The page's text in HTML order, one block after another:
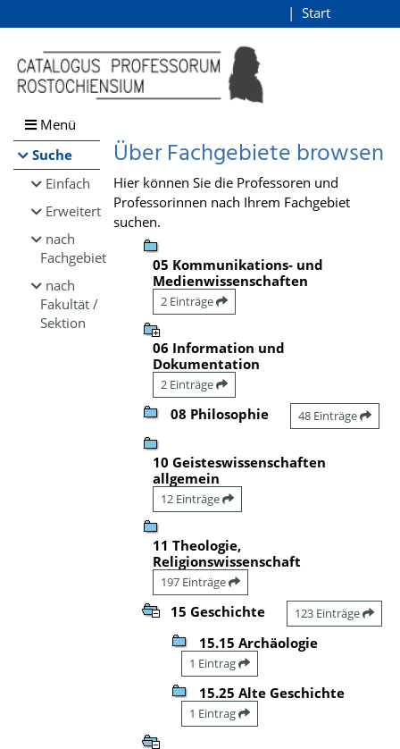
Browsen
direkt zum Inhalt
Start
Menü
Suche
Einfach
Erweitert
nach
Fachgebiet
nach
Fakultät /
Sektion
Über Fachgebiete browsen
Hier können Sie die Professoren und
Professorinnen nach Ihrem Fachgebiet
suchen.
05 Kommunikations- und
Medienwissenschaften
2 Einträge
06 Information und
Dokumentation
2 Einträge
08 Philosophie 48 Einträge
10 Geisteswissenschaften
allgemein
12 Einträge
11 Theologie,
Religionswissenschaft
197 Einträge
15 Geschichte 123 Einträge
15.15 Archäologie
1 Eintrag
15.25 Alte Geschichte
1 Eintrag